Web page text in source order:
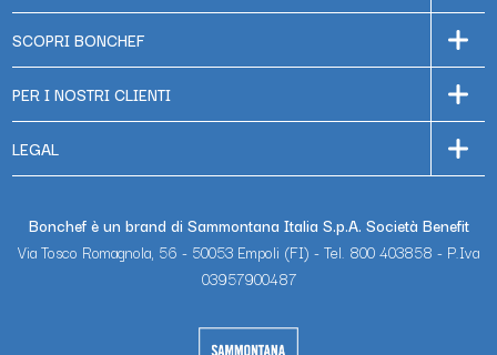
SCOPRI BONCHEF
PER I NOSTRI CLIENTI
LEGAL
Bonchef è un brand di Sammontana Italia S.p.A. Società Benefit
Via Tosco Romagnola, 56 - 50053 Empoli (FI) - Tel. 800 403858 - P.Iva
03957900487